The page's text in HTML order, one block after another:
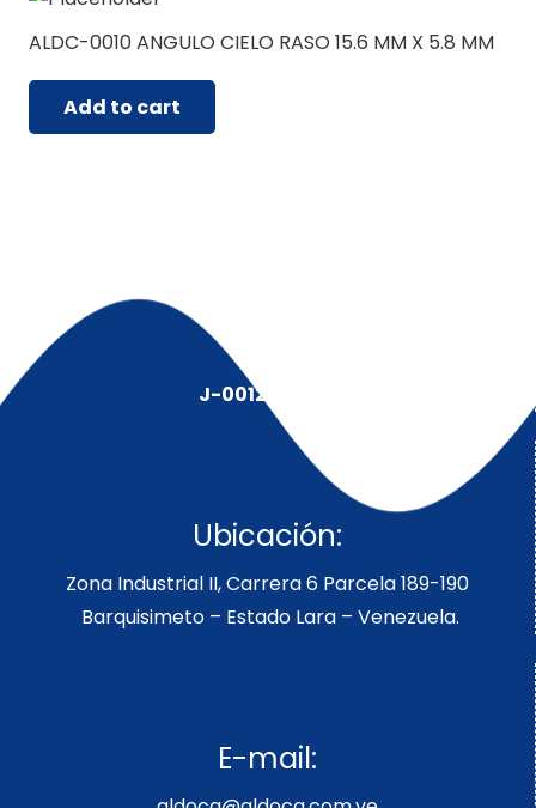
ALDC-0010 ANGULO CIELO RASO 15.6 MM X 5.8 MM
Add to cart
J-00128491-5
Ubicación:
Zona Industrial II, Carrera 6 Parcela 189-190
Barquisimeto – Estado Lara – Venezuela.
E-mail: